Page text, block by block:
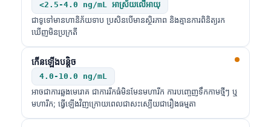
<2.5-4.0 ng/mL អាស្រ័យលើអាយុ
ជាទូទៅមានហានិភ័យទាប ប្រសិនបើមានស្ថិរភាព និងគ្មានការពិនិត្យរក
ឃើញមិនប្រក្រតី
កើនឡើងបន្តិច
4.0-10.0 ng/mL
អាចជាការឆ្លងមេរោគ ជាការរីកធំមិនមែនមហារីក ការបញ្ចេញទឹកកាមថ្មីៗ ឬ
មហារីក; ធ្វើឡើងវិញក្រោយពេលជាសះស្បើយជារឿងធម្មតា